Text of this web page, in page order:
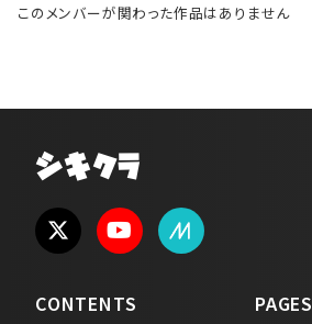
このメンバーが関わった作品はありません
シキクラ
CONTENTS PAGES